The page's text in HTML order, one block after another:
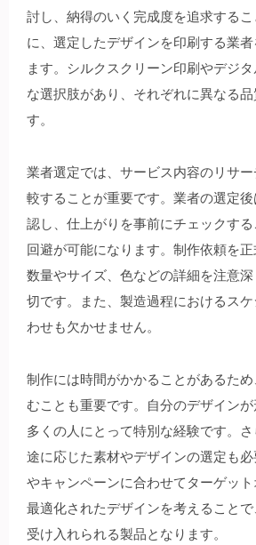
討し、納得のいく完成度を追求する
に、選定したデザインを印刷する業
ます。シルクスクリーン印刷やデジ
な選択肢があり、それぞれに異なる
す。
業者選定では、サービス内容のリサ
較することが重要です。業者の選定
認し、仕上がりを事前にチェックす
回避が可能になります。制作依頼を正
数量やサイズ、色などの詳細を注意
切です。また、製造過程におけるス
わせも欠かせません。
制作には時間がかかることがあるた
むことも重要です。自分のデザインが
多くの人にとって特別な経験です。
途に応じた素材やデザインの選定も
やキャンペーンに合わせてターゲッ
最適化されたデザインを考えること
受け入れられる製品となります。